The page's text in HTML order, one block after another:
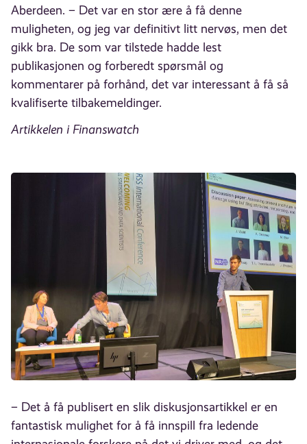
Aberdeen. – Det var en stor ære å få denne
muligheten, og jeg var definitivt litt nervøs, men det
gikk bra. De som var tilstede hadde lest
publikasjonen og forberedt spørsmål og
kommentarer på forhånd, det var interessant å få så
kvalifiserte tilbakemeldinger.
Artikkelen i Finanswatch
– Det å få publisert en slik diskusjonsartikkel er en
fantastisk mulighet for å få innspill fra ledende